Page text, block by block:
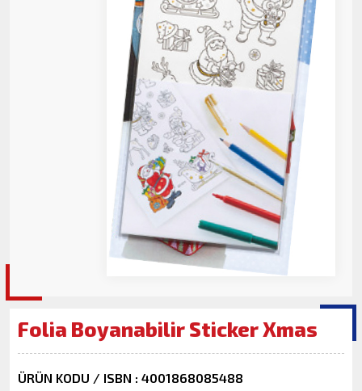
Folia Boyanabilir Sticker Xmas
ÜRÜN KODU / ISBN : 4001868085488